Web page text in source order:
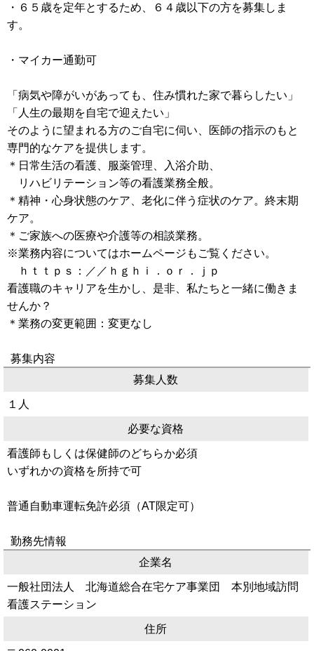
・６５歳を定年とするため、６４歳以下の方を募集しま
す。
・マイカー通勤可
「病気や障がいがあっても、住み慣れた家で暮らしたい」
「人生の最期を自宅で迎えたい」
そのように望まれる方のご自宅に伺い、医師の指示のもと
専門的なケアを提供します。
＊日常生活の看護、服薬管理、入浴介助、
リハビリテーション等の看護業務全般。
＊精神・心身状態のケア、老化に伴う症状のケア。終末期
ケア。
＊ご家族への医療や介護等の相談業務。
※業務内容についてはホームページもご覧ください。
ｈｔｔｐｓ：／／ｈｇｈｉ．ｏｒ．ｊｐ
看護職のキャリアを生かし、是非、私たちと一緒に働きま
せんか？
＊業務の変更範囲：変更なし
募集内容
募集人数
１人
必要な資格
看護師もしくは保健師のどちらか必須
いずれかの資格を所持で可
普通自動車運転免許必須（AT限定可）
勤務先情報
企業名
一般社団法人 北海道総合在宅ケア事業団 本別地域訪問
看護ステーション
住所